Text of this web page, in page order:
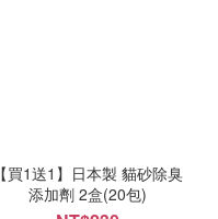
【買1送1】日本製 貓砂除臭
添加劑 2盒(20包)